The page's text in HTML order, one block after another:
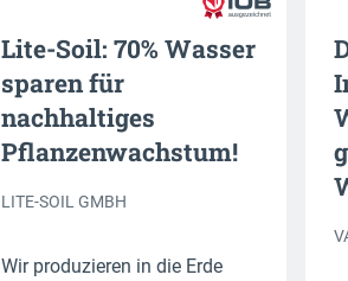
Lite-Soil: 70% Wasser
sparen für
nachhaltiges
Pflanzenwachstum!
LITE-SOIL GMBH
Wir produzieren in die Erde